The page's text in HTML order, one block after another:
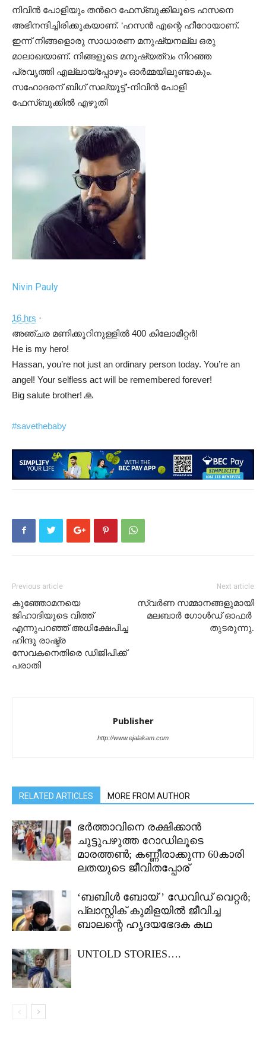
നിവിന്‍ പോളിയും തന്‍റെ ഫേസ്ബുക്കിലൂടെ ഹസനെ
അഭിനന്ദിച്ചിരിക്കുകയാണ്. ‘ഹസന്‍ എന്റെ ഹീറോയാണ്.
ഇന്ന് നിങ്ങളൊരു സാധാരണ മനുഷ്യനല്ല ഒരു
മാലാഖയാണ്. നിങ്ങളുടെ മനുഷ്യത്വം നിറഞ്ഞ
പ്രവൃത്തി എല്ലായ്പ്പോഴും ഓര്‍മ്മയിലുണ്ടാകും.
സഹോദരന് ബിഗ് സല്യൂട്ട്’-നിവിന്‍ പോളി
ഫേസ്ബുക്കിൽ എഴുതി
Nivin Pauly
16 hrs ·
അഞ്ചര മണിക്കൂറിനുള്ളില് 400 കിലോമീറ്റര്!
He is my hero!
Hassan, you’re not just an ordinary person today. You’re an
angel! Your selfless act will be remembered forever!
Big salute brother! 🙏
#savethebaby
Previous article
കുഞ്ഞോമനയെ
ജിഹാദിയുടെ വിത്ത്
എന്നുപറഞ്ഞ് അധിക്ഷേപിച്ച
ഹിന്ദു രാഷ്ട്ര
സേവകനെതിരെ ഡിജിപിക്ക്
പരാതി
Next article
സ്വർണ സമ്മാനങ്ങളുമായി
മലബാർ ഗോൾഡ് ഓഫർ
തുടരുന്നു.
Publisher
http://www.ejalakam.com
RELATED ARTICLES MORE FROM AUTHOR
ഭർത്താവിനെ രക്ഷിക്കാൻ
ചുട്ടുപഴുത്ത റോഡിലൂടെ
മാരത്തൺ; കണ്ണീരാക്കുന്ന 60കാരി
ലതയുടെ ജീവിതപ്പോര്
‘ബബിൾ ബോയ് ’ ഡേവിഡ് വെറ്റർ;
പ്ലാസ്റ്റിക് കുമിളയിൽ ജീവിച്ച
ബാലന്റെ ഹൃദയഭേദക കഥ‌‌
UNTOLD STORIES….